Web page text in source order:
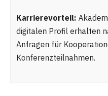
Karrierevorteil:
digitalen Profil erhalten
Anfragen für
Konferenzteilnahmen.